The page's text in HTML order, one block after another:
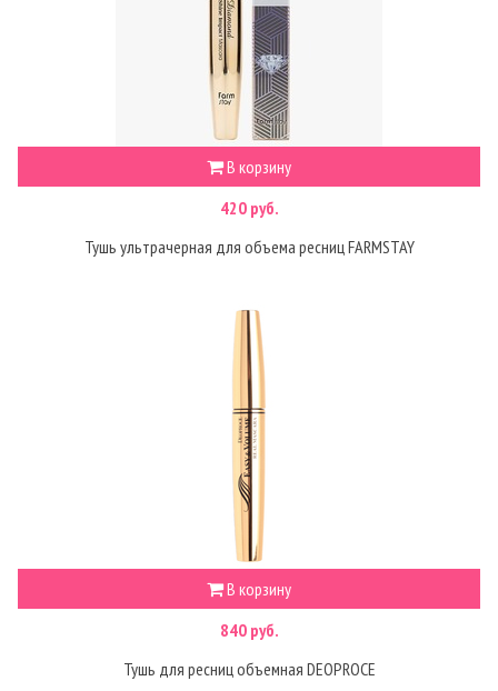
В корзину
420 руб.
Тушь ультрачерная для объема ресниц FARMSTAY
В корзину
840 руб.
Тушь для ресниц объемная DEOPROCE